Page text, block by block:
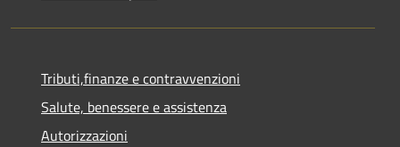
Tributi,finanze e contravvenzioni
Salute, benessere e assistenza
Autorizzazioni